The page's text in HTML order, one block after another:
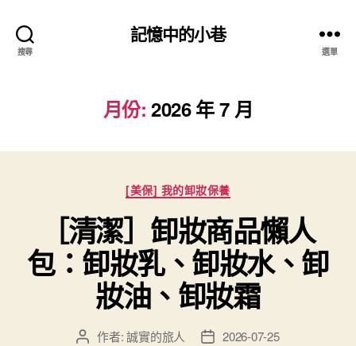
搜尋
記憶中的小巷
選單
月份: 2026 年 7 月
分
類
[美保] 我的卸妝保養
［清潔］卸妝商品懶人
包：卸妝乳、卸妝水、卸
妝油、卸妝霜
文 作者:誠實的旅人
文 2026-07-25